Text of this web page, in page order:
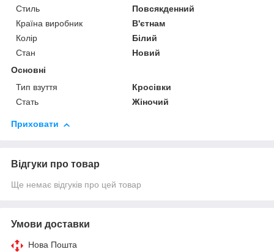
Стиль
Повсякденний
Країна виробник
В'єтнам
Колір
Білий
Стан
Новий
Основні
Тип взуття
Кросівки
Стать
Жіночий
Приховати
Відгуки про товар
Ще немає відгуків про цей товар
Умови доставки
Нова Пошта